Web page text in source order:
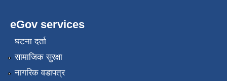
eGov services
घटना दर्ता
सामाजिक सुरक्षा
नागरिक वडापत्र